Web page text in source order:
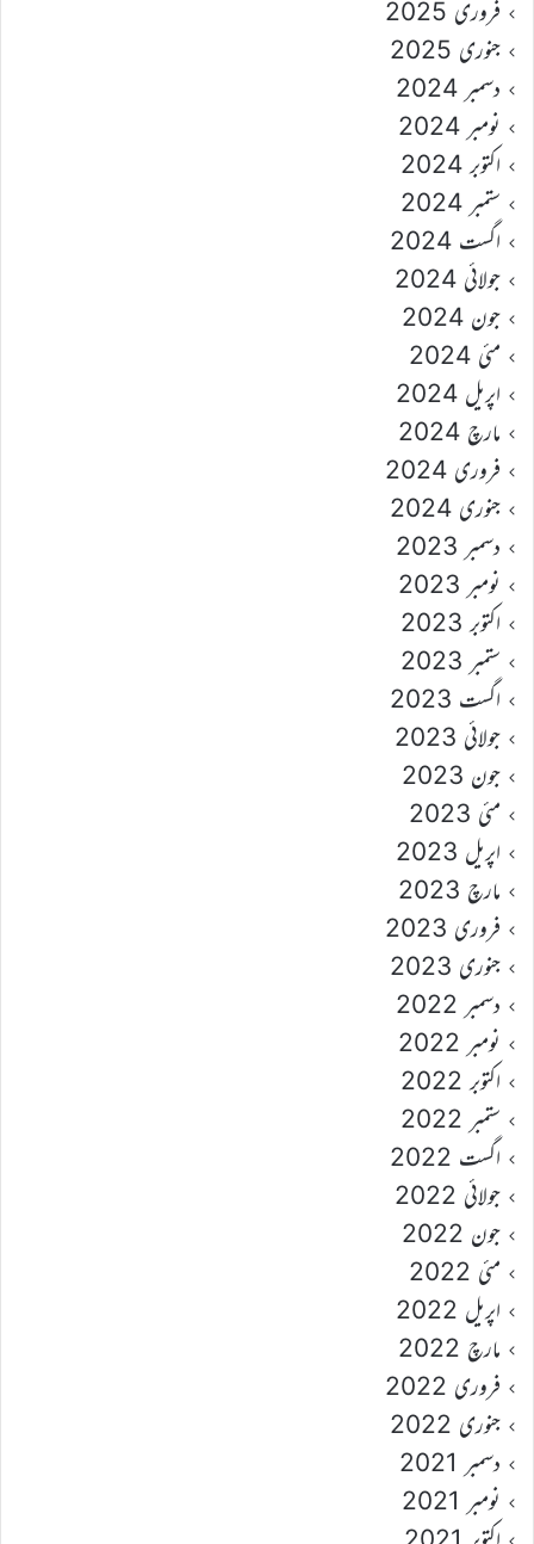
فروری 2025
جنوری 2025
دسمبر 2024
نومبر 2024
اکتوبر 2024
ستمبر 2024
اگست 2024
جولائی 2024
جون 2024
مئی 2024
اپریل 2024
مارچ 2024
فروری 2024
جنوری 2024
دسمبر 2023
نومبر 2023
اکتوبر 2023
ستمبر 2023
اگست 2023
جولائی 2023
جون 2023
مئی 2023
اپریل 2023
مارچ 2023
فروری 2023
جنوری 2023
دسمبر 2022
نومبر 2022
اکتوبر 2022
ستمبر 2022
اگست 2022
جولائی 2022
جون 2022
مئی 2022
اپریل 2022
مارچ 2022
فروری 2022
جنوری 2022
دسمبر 2021
نومبر 2021